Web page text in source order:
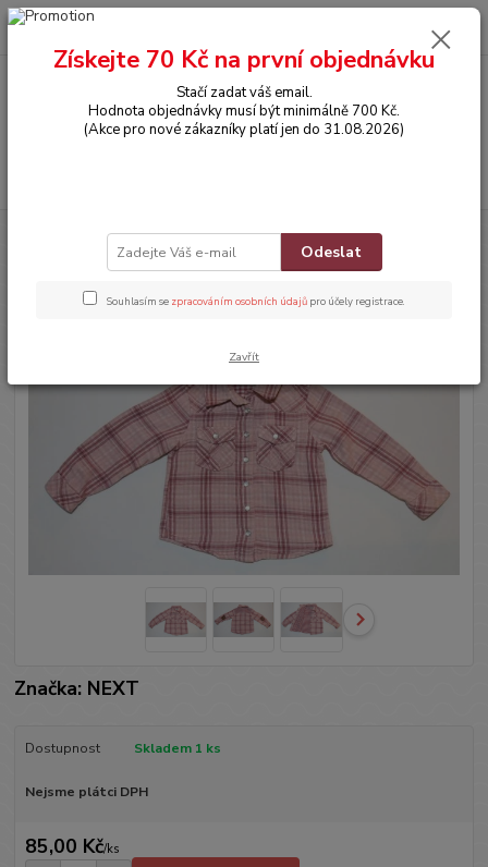
0,00 Kč
OBLEČENÍ Košile s dlouhým rukávem
Košile s dlouhým rukávem
Značka: NEXT
Dostupnost Skladem 1 ks
Nejsme plátci DPH
85,00 Kč/ks
Získejte 70 Kč na první objednávku
Stačí zadat váš email.
Hodnota objednávky musí být minimálně 700 Kč.
(Akce pro nové zákazníky platí jen do 31.08.2026)
Odeslat
Souhlasím se zpracováním osobních údajů pro účely registrace.
Zavřít